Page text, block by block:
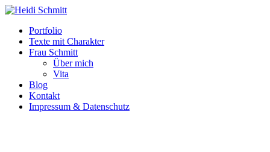
Portfolio
Texte mit Charakter
Frau Schmitt
Über mich
Vita
Blog
Kontakt
Impressum & Datenschutz